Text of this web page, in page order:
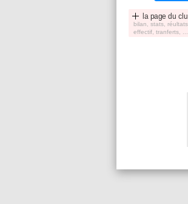
la page du
bilan, stats,
effectif, tranferts, ...